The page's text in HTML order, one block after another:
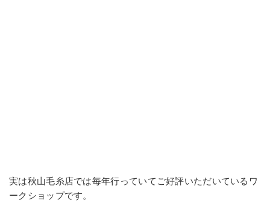
実は秋山毛糸店では毎年行っていてご好評いただいているワ
ークショップです。